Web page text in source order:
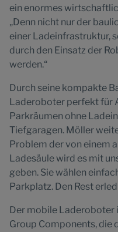
ein enormes
„Denn nicht nur der
einer Ladeinfrastruktur,
durch den Einsatz der
werden.“
Durch seine kompakte
Laderoboter perfekt für
Parkräumen ohne
Tiefgaragen. Möller
Problem der von einem
Ladesäule wird es mit
geben. Sie wählen
Parkplatz. Den Rest
Der mobile Laderoboter
Group Components, die